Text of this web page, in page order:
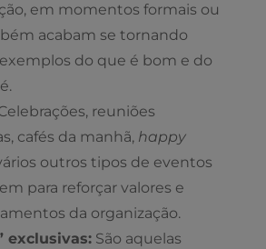
em momentos formais ou
acabam se tornando
do que é bom e do
reuniões
cafés da manhã, happy
outros tipos de eventos
para reforçar valores e
da organização.
exclusivas: São aquelas